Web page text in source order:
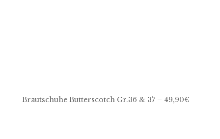
Brautschuhe Butterscotch Gr.36 & 37 – 49,90€